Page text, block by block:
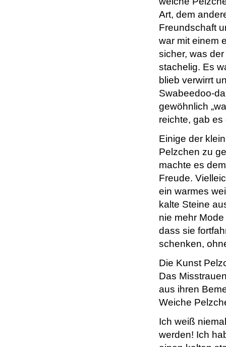
Art, dem
Freundschaft
war mit einem
sicher, was
stachelig. Es
blieb verwirrt
Swabeedoo-
gewöhnlich
reichte, gab es
Einige der
Pelzchen zu
machte es
Freude.
ein warmes
kalte Steine
nie mehr
dass sie
schenken,
Die Kunst
Das
aus ihren
Weiche
Ich weiß
werden! Ich